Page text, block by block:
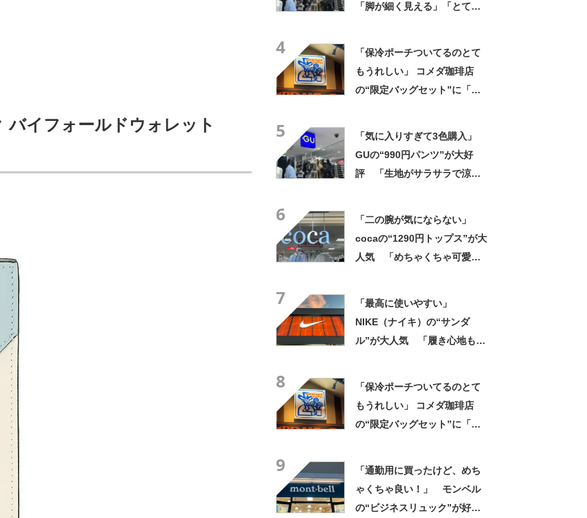
バイフォールドウォレット
「脚が細く見える」「とても
4
「保冷ポーチついてるのとて
もうれしい」 コメダ珈琲店
の“限定バッグセット”に「ペ
5
「気に入りすぎて3色購入」
GUの“990円パンツ”が大好
評 「生地がサラサラで涼し
6
「二の腕が気にならない」
cocaの“1290円トップス”が大
人気 「めちゃくちゃ可愛
7
「最高に使いやすい」
NIKE（ナイキ）の“サンダ
ル”が大人気 「履き心地もク
8
「保冷ポーチついてるのとて
もうれしい」 コメダ珈琲店
の“限定バッグセット”に「ペ
9
「通勤用に買ったけど、めち
ゃくちゃ良い！」 モンベル
の“ビジネスリュック”が好